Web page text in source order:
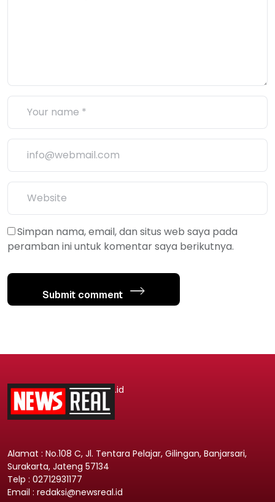
Simpan nama, email, dan situs web saya pada
peramban ini untuk komentar saya berikutnya.
Submit comment
.id
Alamat : No.108 C, Jl. Tentara Pelajar, Gilingan, Banjarsari,
Surakarta, Jateng 57134
Telp : 02712931177
Email : redaksi@newsreal.id